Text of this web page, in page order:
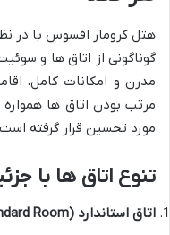
هتل کرومار افسوس با در
گوناگونی از اتاق ها و
مدرن و امکانات کامل،
مرتب بودن اتاق ها
مورد تحسین قرار گرفته
تنوع اتاق ها با
اتاق استاندارد (Standard Room):